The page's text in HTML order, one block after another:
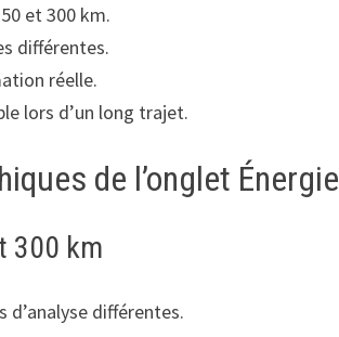
et 300 km.
différentes.
réelle.
lors d’un long trajet.
de l’onglet Énergie
300 km
d’analyse différentes.